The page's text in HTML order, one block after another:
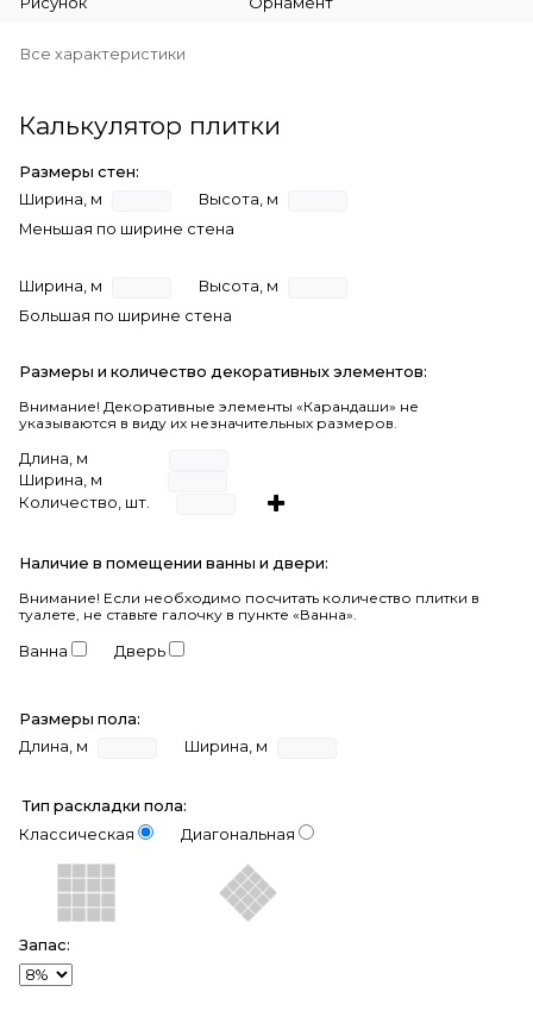
Все характеристики
Калькулятор плитки
Размеры стен:
Ширина, м
Высота, м
Меньшая по ширине стена
Ширина, м
Высота, м
Большая по ширине стена
Размеры и количество декоративных элементов:
Внимание! Декоративные элементы «Карандаши» не
указываются в виду их незначительных размеров.
Длина, м
Ширина, м
Количество, шт.
Наличие в помещении ванны и двери:
Внимание! Если необходимо посчитать количество плитки в
туалете, не ставьте галочку в пункте «Ванна».
Ванна Дверь
Размеры пола:
Длина, м
Ширина, м
Тип раскладки пола:
Классическая
Диагональная
Запас: